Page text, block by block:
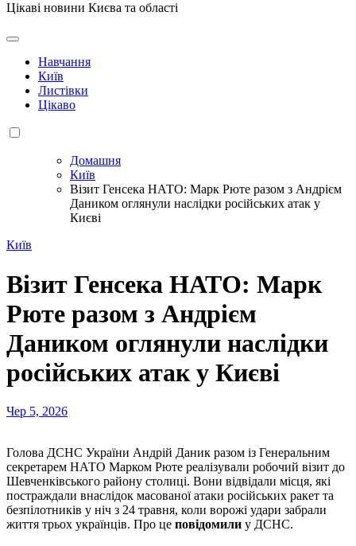
Цікаві новини Києва та області
Навчання
Київ
Листівки
Цікаво
Домашня
Київ
Візит Генсека НАТО: Марк Рюте разом з Андрієм
Даником оглянули наслідки російських атак у
Києві
Київ
Візит Генсека НАТО: Марк
Рюте разом з Андрієм
Даником оглянули наслідки
російських атак у Києві
Чер 5, 2026
Голова ДСНС України Андрій Даник разом із Генеральним
секретарем НАТО Марком Рюте реалізували робочий візит до
Шевченківського району столиці. Вони відвідали місця, які
постраждали внаслідок масованої атаки російських ракет та
безпілотників у ніч з 24 травня, коли ворожі удари забрали
життя трьох українців. Про це повідомили у ДСНС.